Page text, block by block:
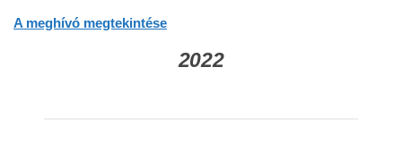
A meghívó megtekintése
2022